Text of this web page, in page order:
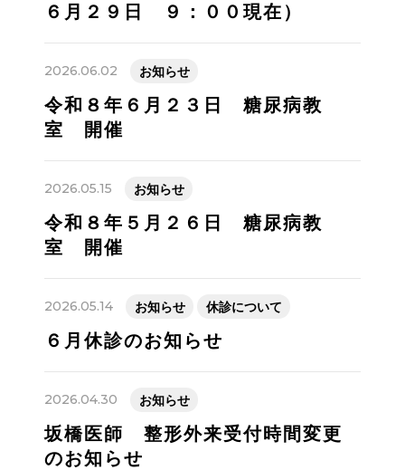
６月２９日 ９：００現在）
2026.06.02 お知らせ
令和８年６月２３日 糖尿病教
室 開催
2026.05.15 お知らせ
令和８年５月２６日 糖尿病教
室 開催
2026.05.14 お知らせ 休診について
６月休診のお知らせ
2026.04.30 お知らせ
坂橋医師 整形外来受付時間変更
のお知らせ